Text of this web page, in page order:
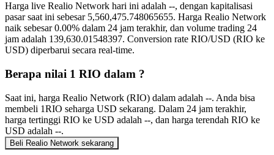
Harga live Realio Network hari ini adalah --, dengan kapitalisasi
pasar saat ini sebesar 5,560,475.748065655. Harga Realio Network
naik sebesar 0.00% dalam 24 jam terakhir, dan volume trading 24
jam adalah 139,630.01548397. Conversion rate RIO/USD (RIO ke
USD) diperbarui secara real-time.
Berapa nilai 1 RIO dalam ?
Saat ini, harga Realio Network (RIO) dalam adalah --. Anda bisa
membeli 1RIO seharga USD sekarang. Dalam 24 jam terakhir,
harga tertinggi RIO ke USD adalah --, dan harga terendah RIO ke
USD adalah --.
Beli Realio Network sekarang